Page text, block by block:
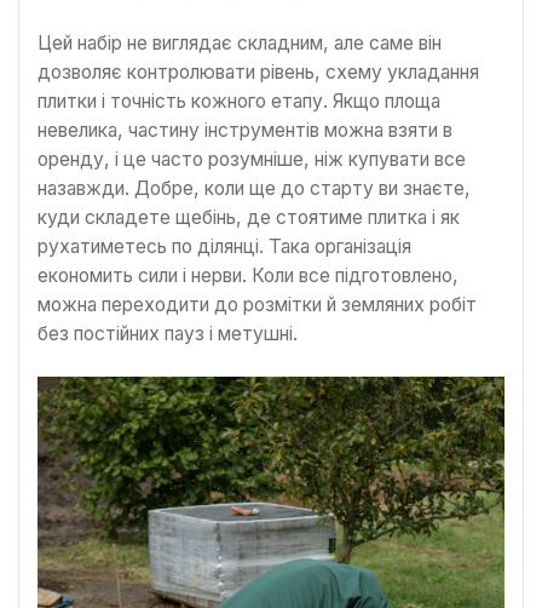
Цей набір не виглядає складним, але саме він
дозволяє контролювати рівень, схему укладання
плитки і точність кожного етапу. Якщо площа
невелика, частину інструментів можна взяти в
оренду, і це часто розумніше, ніж купувати все
назавжди. Добре, коли ще до старту ви знаєте,
куди складете щебінь, де стоятиме плитка і як
рухатиметесь по ділянці. Така організація
економить сили і нерви. Коли все підготовлено,
можна переходити до розмітки й земляних робіт
без постійних пауз і метушні.